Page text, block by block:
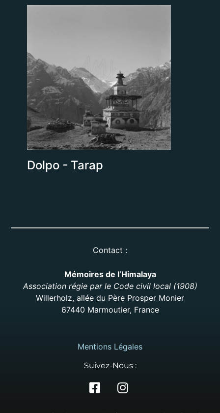
Dolpo - Tarap
Contact :
Mémoires de l’Himalaya
Association régie par le Code civil local (1908)
Willerholz, allée du Père Prosper Monier
67440 Marmoutier, France
Mentions Légales
Suivez-Nous :